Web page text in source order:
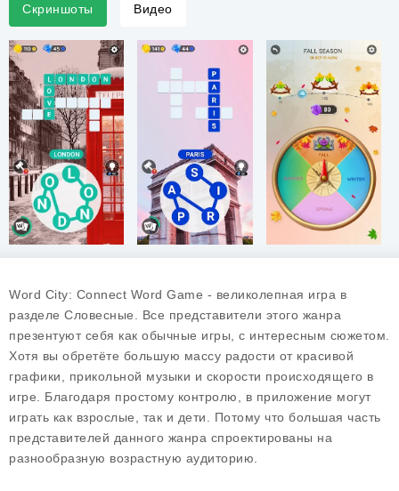
Скриншоты Видео
Word City: Connect Word Game - великолепная игра в
разделе Словесные. Все представители этого жанра
презентуют себя как обычные игры, с интересным сюжетом.
Хотя вы обретёте большую массу радости от красивой
графики, прикольной музыки и скорости происходящего в
игре. Благодаря простому контролю, в приложение могут
играть как взрослые, так и дети. Потому что большая часть
представителей данного жанра спроектированы на
разнообразную возрастную аудиторию.